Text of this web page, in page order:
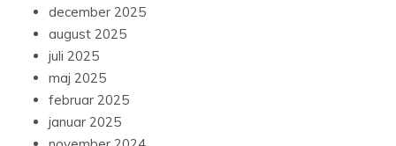
december 2025
august 2025
juli 2025
maj 2025
februar 2025
januar 2025